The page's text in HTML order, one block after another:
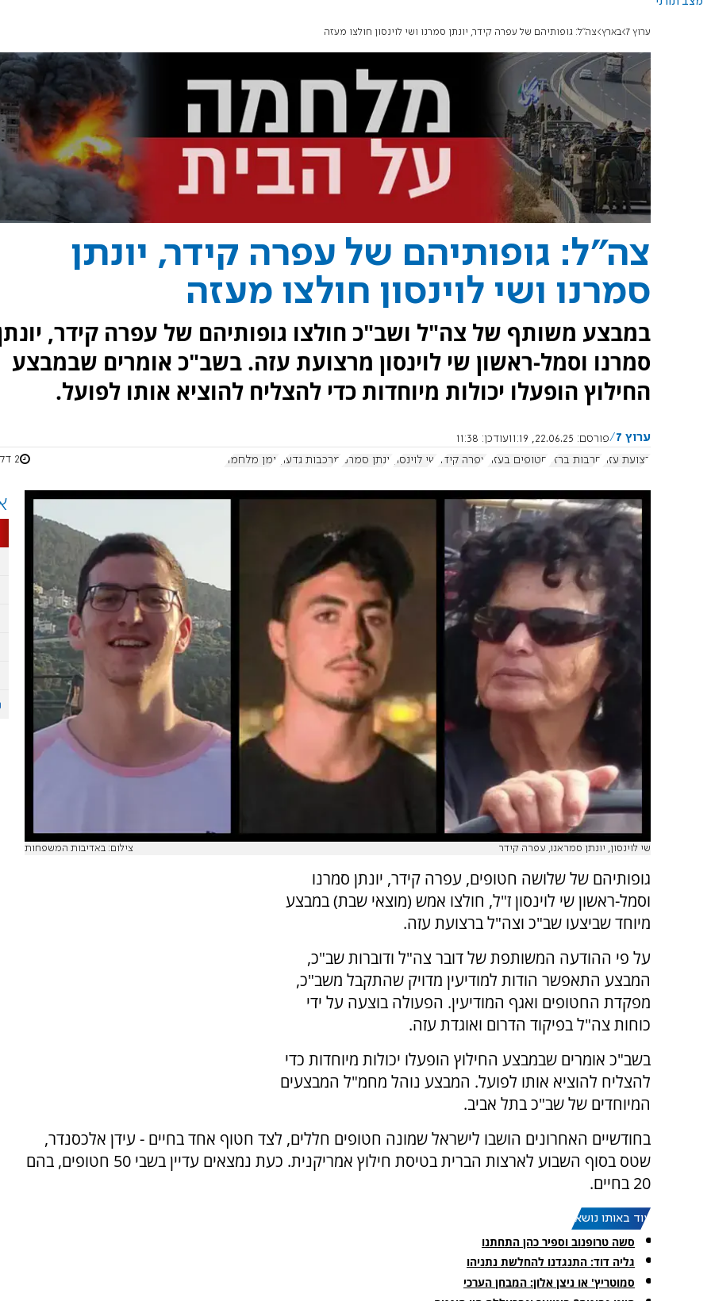
ערוץ 7 בארץ צה"ל: גופותיהם של עפרה קידר, יונתן סמרנו ושי לוינסון חולצו מעזה
צה"ל: גופותיהם של עפרה קידר, יונתן
סמרנו ושי לוינסון חולצו מעזה
במבצע משותף של צה"ל ושב"כ חולצו גופותיהם של עפרה קידר,
סמרנו וסמל-ראשון שי לוינסון מרצועת עזה. בשב"כ אומרים שבמבצע
החילוץ הופעלו יכולות מיוחדות כדי להצליח להוציא אותו לפועל.
ערוץ 7 פורסם: 22.06.25, 11:19 עודכן: 11:38
רצועת עזה
חרבות ברזל חטופים בעזה עפרה קידר שי לוינסון יונתן סמרנו מרכבות גדעון יומן מלחמה 2 דקות
שי לוינסון, יונתן סמראנו, עפרה קידר צילום: באדיבות המשפחות
גופותיהם של שלושה חטופים, עפרה קידר, יונתן סמרנו
וסמל-ראשון שי לוינסון ז"ל, חולצו אמש (מוצאי שבת) במבצע
מיוחד שביצעו שב"כ וצה"ל ברצועת עזה.
על פי ההודעה המשותפת של דובר צה"ל ודוברות שב"כ,
המבצע התאפשר הודות למודיעין מדויק שהתקבל משב"כ,
מפקדת החטופים ואגף המודיעין. הפעולה בוצעה על ידי
כוחות צה"ל בפיקוד הדרום ואוגדת עזה.
בשב"כ אומרים שבמבצע החילוץ הופעלו יכולות מיוחדות כדי
להצליח להוציא אותו לפועל. המבצע נוהל מחמ"ל המבצעים
המיוחדים של שב"כ בתל אביב.
בחודשיים האחרונים הושבו לישראל שמונה חטופים חללים, לצד חטוף אחד בחיים - עידן אלכסנדר,
שטס בסוף השבוע לארצות הברית בטיסת חילוץ אמריקנית. כעת נמצאים עדיין בשבי 50 חטופים, בהם
20 בחיים.
עוד באותו נושא:
סשה טרופנוב וספיר כהן התחתנו
גליה דוד: התנגדנו להחלשת נתניהו
סמוטריץ' או ניצן אלון: המבחן הערכי